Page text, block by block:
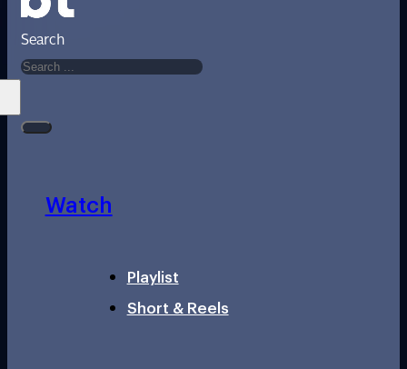
Search
Watch
Playlist
Short & Reels